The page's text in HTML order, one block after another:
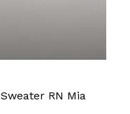
Sweater RN Mia